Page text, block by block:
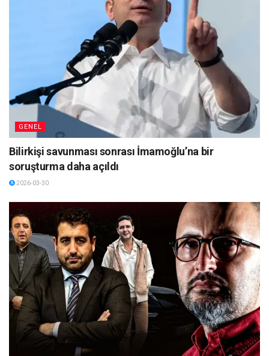
GENEL
Bilirkişi savunması sonrası İmamoğlu’na bir
soruşturma daha açıldı
2026-03-30